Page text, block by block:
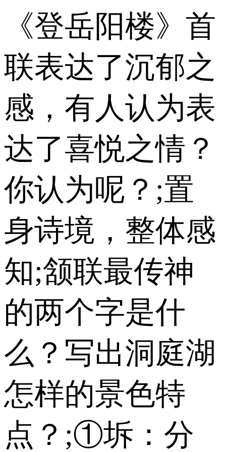
《登岳阳楼》首
联表达了沉郁之
感，有人认为表
达了喜悦之情？
你认为呢？;置
身诗境，整体感
知;颔联最传神
的两个字是什
么？写出洞庭湖
怎样的景色特
点？;①坼：分